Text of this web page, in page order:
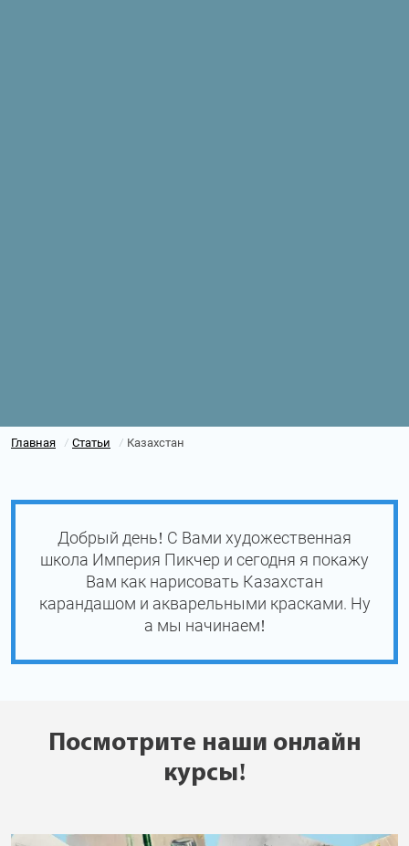
Главная / Статьи / Казахстан
Добрый день! С Вами художественная
школа Империя Пикчер и сегодня я покажу
Вам как нарисовать Казахстан
карандашом и акварельными красками. Ну
а мы начинаем!
Посмотрите наши онлайн
курсы!